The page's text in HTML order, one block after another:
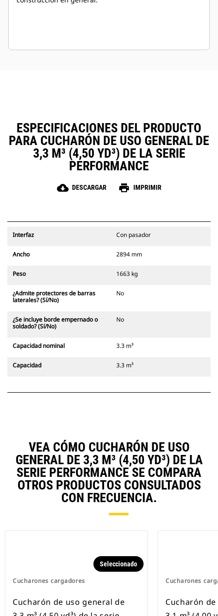
ESPECIFICACIONES DEL PRODUCTO
PARA CUCHARÓN DE USO GENERAL DE
3,3 M³ (4,50 YD³) DE LA SERIE
PERFORMANCE
cloud_download DESCARGAR print IMPRIMIR
Interfaz Con pasador
Ancho 2894 mm
Peso 1663 kg
¿Admite protectores de barras
laterales? (Sí/No)
No
¿Se incluye borde empernado o
soldado? (Sí/No)
No
Capacidad nominal 3.3 m³
Capacidad 3.3 m³
VEA CÓMO CUCHARÓN DE USO
GENERAL DE 3,3 M³ (4,50 YD³) DE LA
SERIE PERFORMANCE SE COMPARA
OTROS PRODUCTOS CONSULTADOS
CON FRECUENCIA.
Cucharones cargadores
Seleccionado
Cucharón de uso general de
Cucharones
Cucharón